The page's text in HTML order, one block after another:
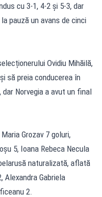
cu 3-1, 4-2 și 5-3, dar
pauză un avans de cinci
Ovidiu Mihăilă,
să preia conducerea în
Norvegia a avut un final
Grozav 7 goluri,
5, Ioana Rebeca Necula
naturalizată, aflată
Alexandra Gabriela
2.